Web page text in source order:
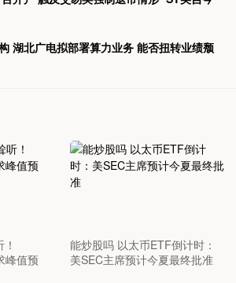
湖北广电拟部署算力业务 能否扭转业绩颓
峰值预
能炒股吗 以太币ETF倒计时：
美SEC主席预计今夏最终批准